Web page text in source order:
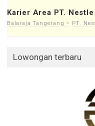
Karier Area PT.
Balaraja Tangerang PT.
Lowongan terbaru